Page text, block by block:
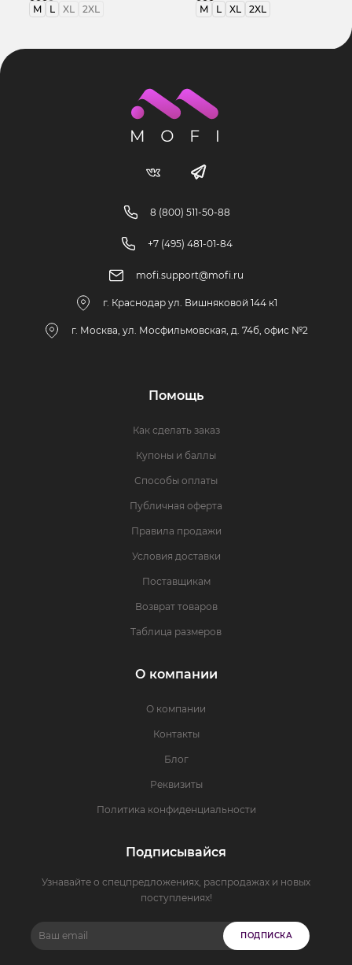
M
L XL 2XL
M
L XL 2XL
8 (800) 511-50-88
+7 (495) 481-01-84
mofi.support@mofi.ru
г. Краснодар ул. Вишняковой 144 к1
г. Москва, ул. Мосфильмовская, д. 74б, офис №2
Помощь
Как сделать заказ
Купоны и баллы
Способы оплаты
Публичная оферта
Правила продажи
Условия доставки
Поставщикам
Возврат товаров
Таблица размеров
О компании
О компании
Контакты
Блог
Реквизиты
Политика конфиденциальности
Подписывайся
Узнавайте о спецпредложениях, распродажах и новых
поступлениях!
ПОДПИСКА